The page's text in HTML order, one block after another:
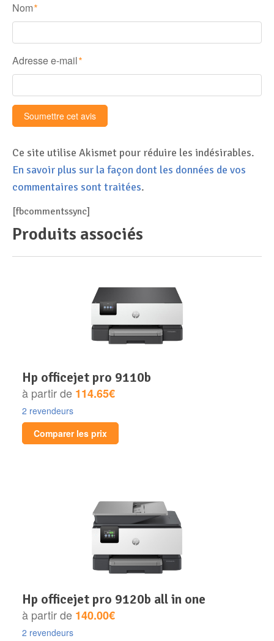
Nom *
Adresse e-mail *
Ce site utilise Akismet pour réduire les indésirables.
En savoir plus sur la façon dont les données de vos
commentaires sont traitées.
[fbcommentssync]
Produits associés
hp officejet pro 9110b
à partir de 114.65€
2 revendeurs
Comparer les prix
hp officejet pro 9120b all in one
à partir de 140.00€
2 revendeurs